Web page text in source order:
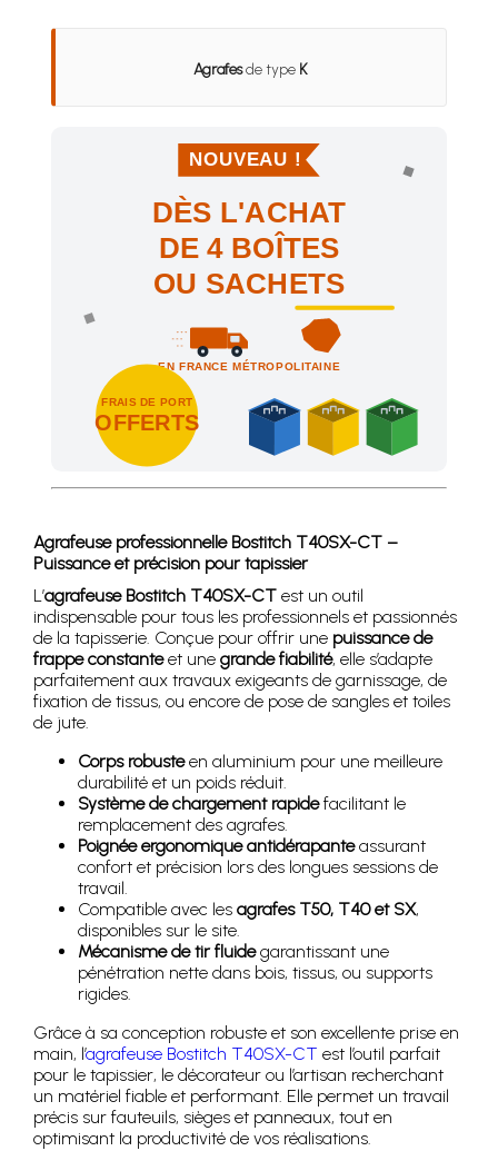
Agrafesde type K
NOUVEAU !
DÈS L'ACHAT
DE 4 BOÎTES
OU SACHETS
EN FRANCE MÉTROPOLITAINE
FRAIS DE PORT
OFFERTS
Achetez 4 sachets ou boîtes d'agrafes ou de pointes et
Agrafeuse professionnelle Bostitch T40SX-CT –
Puissance et précision pour tapissier
L’agrafeuse Bostitch T40SX-CT est un outil
indispensable pour tous les professionnels et passionnés
de la tapisserie. Conçue pour offrir une puissance de
frappe constanteet une grande fiabilité, elle s’adapte
parfaitement aux travaux exigeants de garnissage, de
fixation de tissus, ou encore de pose de sangles et toiles
de jute.
Corps robusteen aluminium pour une meilleure
durabilité et un poids réduit.
Système de chargement rapidefacilitant le
remplacement des agrafes.
Poignée ergonomique antidérapanteassurant
confort et précision lors des longues sessions de
travail.
Compatible avec les agrafes T50, T40 et SX,
disponibles sur le site.
Mécanisme de tir fluidegarantissant une
pénétration nette dans bois, tissus, ou supports
rigides.
Grâce à sa conception robuste et son excellente prise en
main, l’agrafeuse Bostitch T40SX-CT est l’outil parfait
pour le tapissier, le décorateur ou l’artisan recherchant
un matériel fiable et performant. Elle permet un travail
précis sur fauteuils, sièges et panneaux, tout en
optimisant la productivité de vos réalisations.